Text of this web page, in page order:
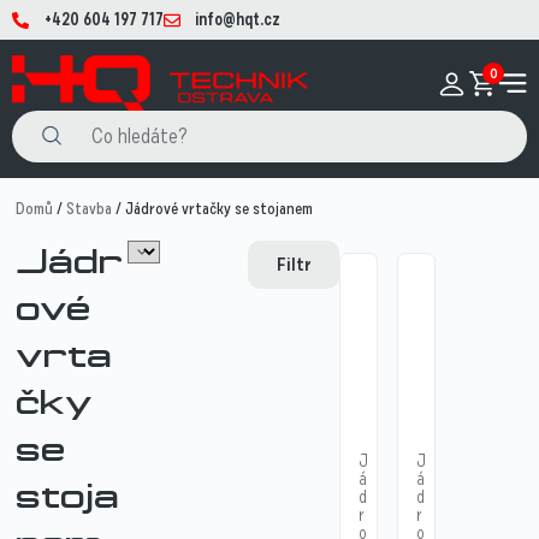
+420 604 197 717 info@hqt.cz
0
Domů /Stavba / Jádrové vrtačky se stojanem
Jádr
ové
vrta
čky
se
stoja
Filtr
J
á
d
r
o
J
á
d
r
o